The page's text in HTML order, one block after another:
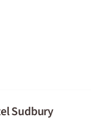
Sudbury